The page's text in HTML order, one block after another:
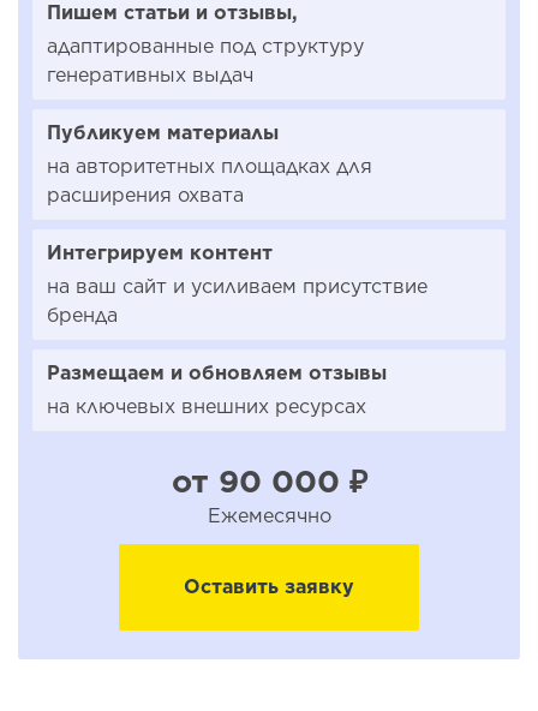
Пишем статьи и отзывы,
адаптированные под структуру
генеративных выдач
Публикуем материалы
на авторитетных площадках для
расширения охвата
Интегрируем контент
на ваш сайт и усиливаем присутствие
бренда
Размещаем и обновляем отзывы
на ключевых внешних ресурсах
от 90 000 ₽
Ежемесячно
Оставить заявку